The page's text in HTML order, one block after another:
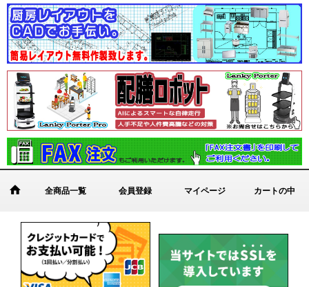
全商品一覧 会員登録 マイページ カートの中